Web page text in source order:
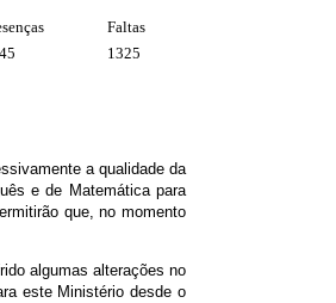
Faltas
1325
a qualidade da
e de Matemática para
que, no momento
algumas alterações no
este Ministério desde o